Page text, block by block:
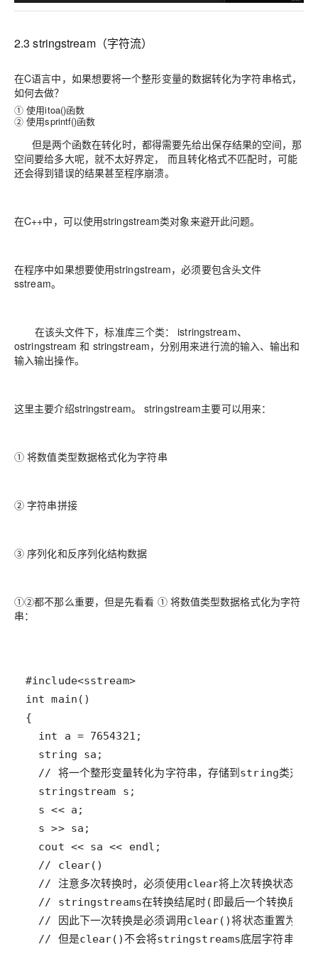
2.3 stringstream（字符流）
在C语言中，如果想要将一个整形变量的数据转化为字符串格式，
如何去做？
① 使用itoa()函数
② 使用sprintf()函数
但是两个函数在转化时，都得需要先给出保存结果的空间，那
空间要给多大呢，就不太好界定， 而且转化格式不匹配时，可能
还会得到错误的结果甚至程序崩溃。
在C++中，可以使用stringstream类对象来避开此问题。
在程序中如果想要使用stringstream，必须要包含头文件
sstream。
在该头文件下，标准库三个类： istringstream、
ostringstream 和 stringstream，分别用来进行流的输入、输出和
输入输出操作。
这里主要介绍stringstream。 stringstream主要可以用来：
① 将数值类型数据格式化为字符串
② 字符串拼接
③ 序列化和反序列化结构数据
①②都不那么重要，但是先看看 ① 将数值类型数据格式化为字符
串：
#include<sstream>